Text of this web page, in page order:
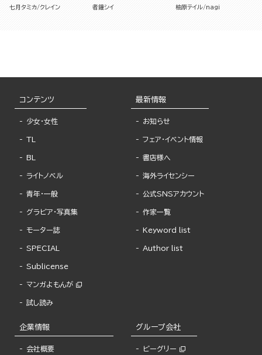
されている件 （3）
七月タミカ クレイン 者鐘シイ
ています（単話版）
柚原テイル nagi
コンテンツ
少女・女性
TL
BL
ライトノベル
青年・一般
グラビア・写真集
モーター誌
SPECIAL
Sublicense
マンガよもんが
試し読み
最新情報
お知らせ
フェア・イベント情報
書店様へ
海外ライセンシー
公式SNSアカウント
作家一覧
Keyword list
Author list
企業情報
会社概要
グループ会社
ビーグリー